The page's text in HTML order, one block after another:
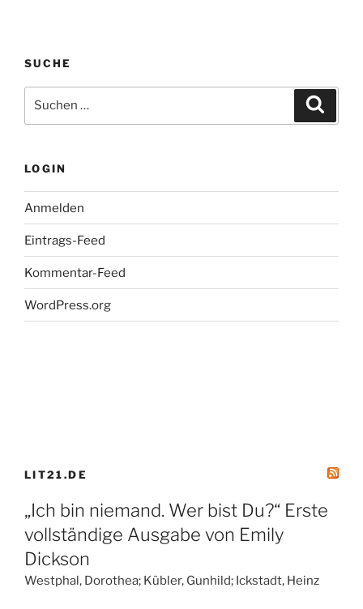
Kinostart:
05.11.09“
SUCHE
nach:
LOGIN
Anmelden
Eintrags-Feed
Kommentar-Feed
WordPress.org
LIT21.DE
„Ich bin niemand. Wer bist Du?“ Erste
vollständige Ausgabe von Emily
Dickson
Westphal, Dorothea; Kübler, Gunhild; Ickstadt, Heinz